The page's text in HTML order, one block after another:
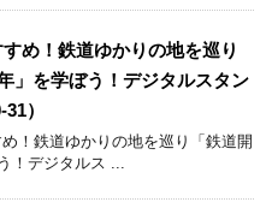
め！鉄道ゆかりの地を巡り
」を学ぼう！デジタルスタン
）
！鉄道ゆかりの地を巡り「鉄道開
！デジタルス ...